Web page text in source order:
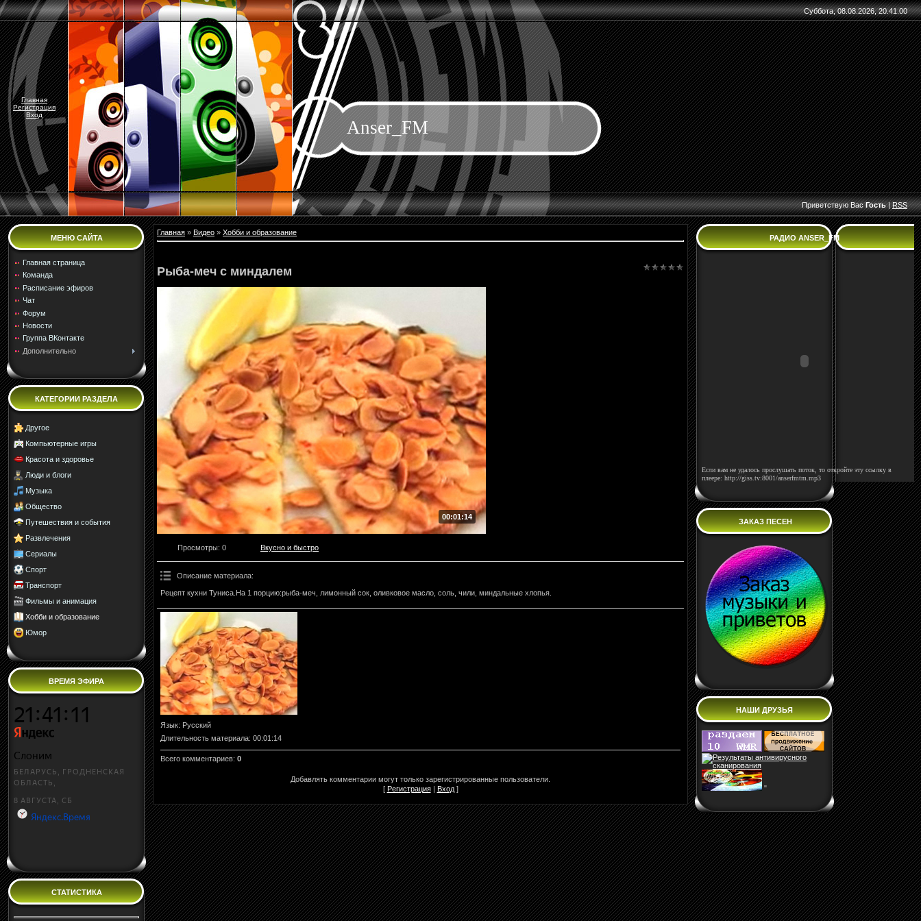
Суббота, 08.08.2026, 20.41.00
Главная
Регистрация
Вход
Anser_FM
Приветствую Вас Гость|RSS
МЕНЮ САЙТА
Главная страница
Команда
Расписание эфиров
Чат
Форум
Новости
Группа ВКонтакте
Дополнительно
КАТЕГОРИИ РАЗДЕЛА
Другое
Компьютерные игры
Красота и здоровье
Люди и блоги
Музыка
Общество
Путешествия и события
Развлечения
Сериалы
Спорт
Транспорт
Фильмы и анимация
Хобби и образование
Юмор
ВРЕМЯ ЭФИРА
СТАТИСТИКА
Главная » Видео » Хобби и образование
Рыба-меч с миндалем
00:01:14
Просмотры: 0 Вкусно и быстро
Описание материала:
Рецепт кухни Туниса.На 1 порцию:рыба-меч, лимонный сок, оливковое масло, соль, чили, миндальные хлопья.
Язык: Русский
Длительность материала: 00:01:14
Всего комментариев: 0
Добавлять комментарии могут только зарегистрированные пользователи.
[ Регистрация| Вход]
РАДИО ANSER_FM
Если вам не удалось прослушать поток, то откройте эту ссылку в
плеере: http://giss.tv:8001/anserfmtm.mp3
ЗАКАЗ ПЕСЕН
НАШИ ДРУЗЬЯ
"